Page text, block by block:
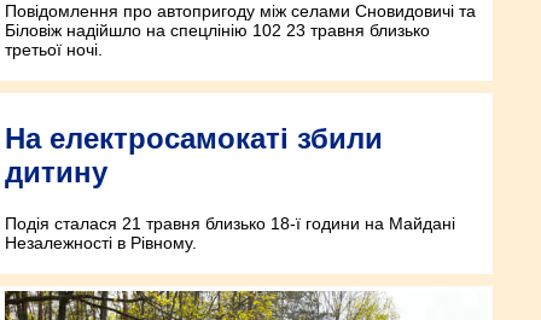
Повідомлення про автопригоду між селами Сновидовичі та
Біловіж надійшло на спецлінію 102 23 травня близько
третьої ночі.
На електросамокаті збили
дитину
Подія сталася 21 травня близько 18-ї години на Майдані
Незалежності в Рівному.